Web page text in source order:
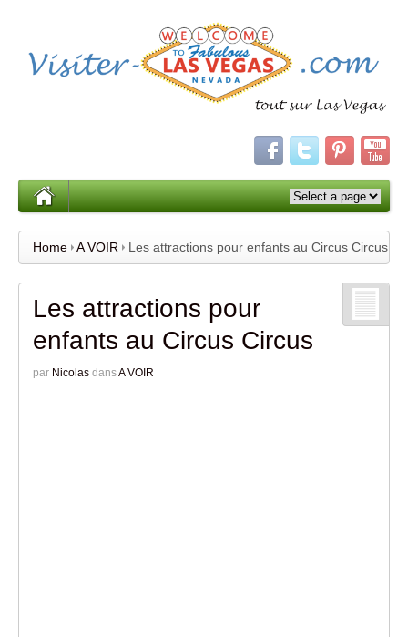
Home A VOIR Les attractions pour enfants au Circus Circus
Les attractions pour
enfants au Circus Circus
par Nicolas dansA VOIR